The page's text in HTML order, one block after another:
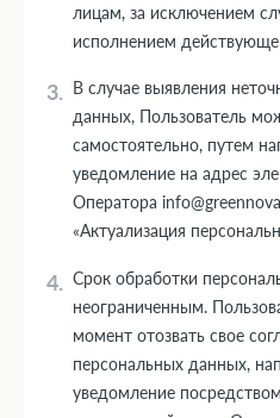
лицам, за исключением
исполнением
В случае выявления
данных, Пользователь
самостоятельно, путем
уведомление на адрес
Оператора
«Актуализация
Срок обработки
неограниченным.
момент отозвать свое
персональных данных,
уведомление